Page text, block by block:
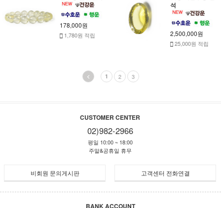
178,000원
1,780원 적립
석
2,500,000원
25,000원 적립
< 1 2 3
CUSTOMER CENTER
02)982-2966
평일 10:00 ~ 18:00
주말&공휴일 휴무
고객센터 전화연결
비회원 문의게시판
BANK ACCOUNT